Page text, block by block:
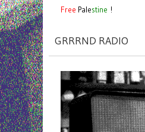
Free Palestine !
GRRRND RADIO